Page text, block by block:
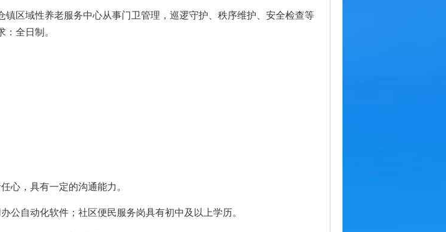
镇区域性养老服务中心从事门卫管理，巡逻守护、秩序维护、安全检查等
全日制。
心，具有一定的沟通能力。
公自动化软件；社区便民服务岗具有初中及以上学历。